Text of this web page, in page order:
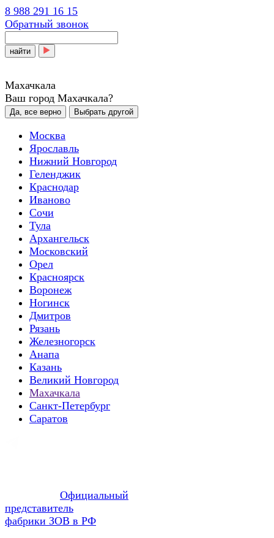
8 988 291 16 15
Обратный звонок
найти
Махачкала
Ваш город Махачкала?
Да, все верно Выбрать другой
Москва
Ярославль
Нижний Новгород
Геленджик
Краснодар
Иваново
Сочи
Тула
Архангельск
Московский
Орел
Красноярск
Воронеж
Ногинск
Дмитров
Рязань
Железногорск
Анапа
Казань
Великий Новгород
Махачкала
Санкт-Петербург
Саратов
Официальный
представитель
фабрики ЗОВ в РФ